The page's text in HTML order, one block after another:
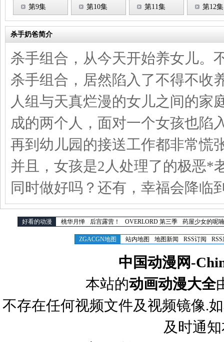
第9集 第10集 第11集 第12集
杀手奶爸简介
杀手组合，从今天开始养女儿。
杀手组合，居然陷入了不得不收
人组与天真烂漫的女儿之间的家
成的两个人，面对一个女孩也陷
再到幼儿园的接送工作都非常慌
并且，女孩是2人处理了的极恶
同时做好吗？还有，幸福会降临
好看的动漫 桃华月惮 后宫露营！ OVERLORD 第三季 药屋少女的呢
ZGACGN地图 站内地图 地图新闻 RSS订阅
中国动漫网-
本站的动画动漫大全
不存在任何视频文件及视频镜像.
及时通